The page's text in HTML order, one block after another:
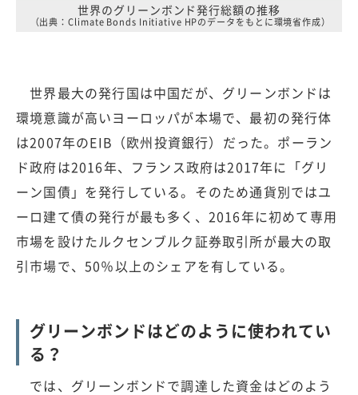
世界のグリーンボンド発行総額の推移
（出典：Climate Bonds Initiative HPのデータをもとに環境省作成）
世界最大の発行国は中国だが、グリーンボンドは
環境意識が高いヨーロッパが本場で、最初の発行体
は2007年のEIB（欧州投資銀行）だった。ポーラン
ド政府は2016年、フランス政府は2017年に「グリ
ーン国債」を発行している。そのため通貨別ではユ
ーロ建て債の発行が最も多く、2016年に初めて専用
市場を設けたルクセンブルク証券取引所が最大の取
引市場で、50％以上のシェアを有している。
グリーンボンドはどのように使われてい
る？
では、グリーンボンドで調達した資金はどのよう